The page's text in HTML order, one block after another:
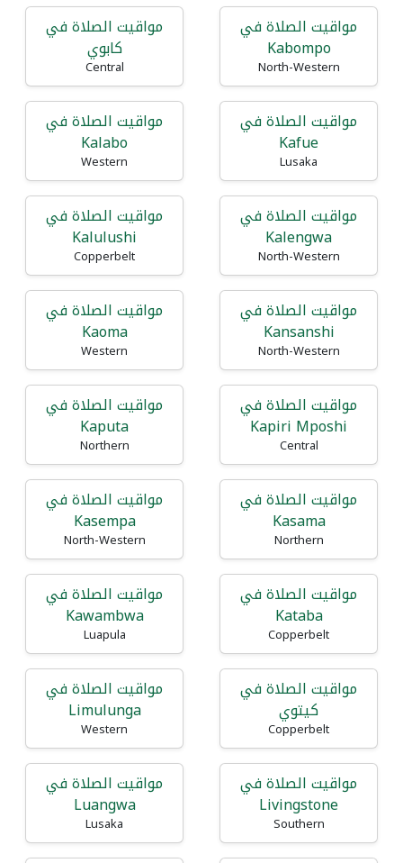
مواقيت الصلاة في
Kabompo
North-Western
مواقيت الصلاة في
كابوي
Central
مواقيت الصلاة في
Kafue
Lusaka
مواقيت الصلاة في
Kalabo
Western
مواقيت الصلاة في
Kalengwa
North-Western
مواقيت الصلاة في
Kalulushi
Copperbelt
مواقيت الصلاة في
Kansanshi
North-Western
مواقيت الصلاة في
Kaoma
Western
مواقيت الصلاة في
Kapiri Mposhi
Central
مواقيت الصلاة في
Kaputa
Northern
مواقيت الصلاة في
Kasama
Northern
مواقيت الصلاة في
Kasempa
North-Western
مواقيت الصلاة في
Kataba
Copperbelt
مواقيت الصلاة في
Kawambwa
Luapula
مواقيت الصلاة في
كيتوي
Copperbelt
مواقيت الصلاة في
Limulunga
Western
مواقيت الصلاة في
Livingstone
Southern
مواقيت الصلاة في
Luangwa
Lusaka